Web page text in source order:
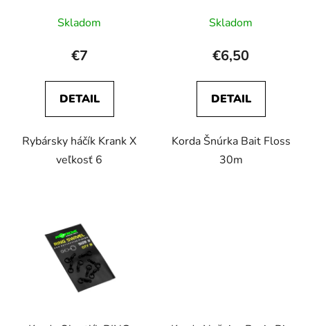
Skladom
€7
DETAIL
Rybársky háčík Krank X
veľkosť 6
Skladom
€6,50
DETAIL
Korda Šnúrka Bait Floss
30m